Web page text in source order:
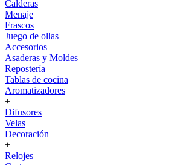
Calderas
Menaje
Frascos
Juego de ollas
Accesorios
Asaderas y Moldes
Repostería
Tablas de cocina
Aromatizadores
+
Difusores
Velas
Decoración
+
Relojes